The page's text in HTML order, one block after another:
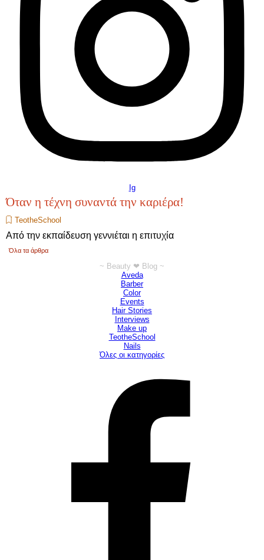
Ig
Όταν η τέχνη συναντά την καριέρα!
TeotheSchool
Από την εκπαίδευση γεννιέται η επιτυχία
Όλα τα άρθρα
Παράλειψη μπλόκ ~ Beauty ❤ Blog ~
~ Beauty ❤ Blog ~
Aveda
Barber
Color
Events
Hair Stories
Interviews
Make up
TeotheSchool
Νails
Όλες οι κατηγορίες